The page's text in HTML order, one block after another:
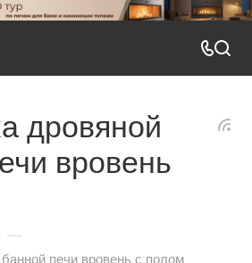
дровяной
вровень
—
печи вровень с полом